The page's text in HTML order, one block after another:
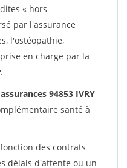
« hors
par l'assurance
l'ostéopathie,
en charge par la
.
94853 IVRY
santé à
des contrats
délais d'attente ou un